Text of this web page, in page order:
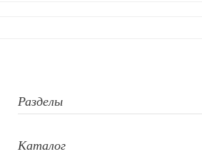
Разделы
Каталог